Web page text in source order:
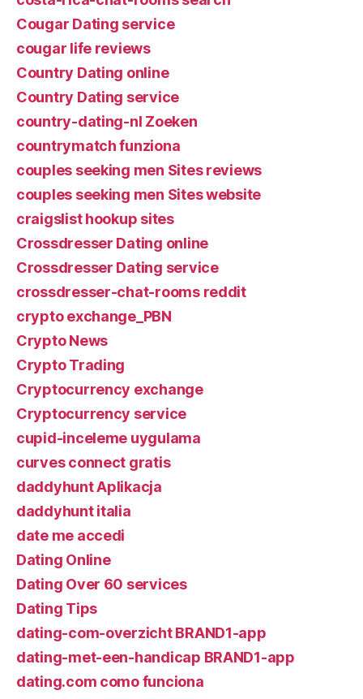
Cougar Dating service
cougar life reviews
Country Dating online
Country Dating service
country-dating-nl Zoeken
countrymatch funziona
couples seeking men Sites reviews
couples seeking men Sites website
craigslist hookup sites
Crossdresser Dating online
Crossdresser Dating service
crossdresser-chat-rooms reddit
crypto exchange_PBN
Crypto News
Crypto Trading
Cryptocurrency exchange
Cryptocurrency service
cupid-inceleme uygulama
curves connect gratis
daddyhunt Aplikacja
daddyhunt italia
date me accedi
Dating Online
Dating Over 60 services
Dating Tips
dating-com-overzicht BRAND1-app
dating-met-een-handicap BRAND1-app
dating.com como funciona